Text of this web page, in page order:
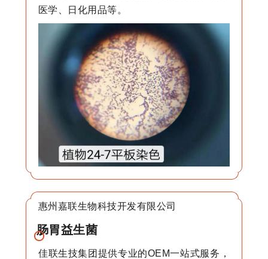
医学、日化用品等。
惠州嘉联生物科技开发有限公司
肠胃益生菌
佳联生技集团提供专业的OEM一站式服务，